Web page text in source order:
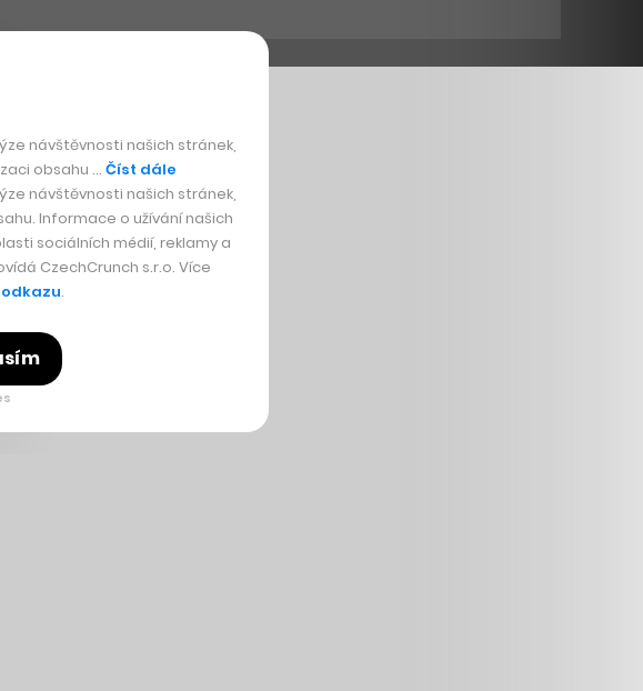
návštěvnosti našich stránek,
obsahu … Číst dále
návštěvnosti našich stránek,
Informace o užívání našich
sociálních médií, reklamy a
CzechCrunch s.r.o. Více
odkazu.